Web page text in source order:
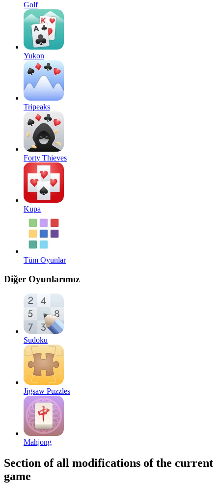
Golf
Yukon
Tripeaks
Forty Thieves
Kupa
Tüm Oyunlar
Diğer Oyunlarımız
Sudoku
Jigsaw Puzzles
Mahjong
Section of all modifications of the current
game